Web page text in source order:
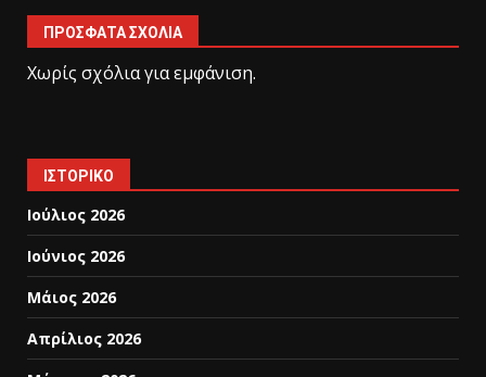
ΠΡΌΣΦΑΤΑ ΣΧΌΛΙΑ
Χωρίς σχόλια για εμφάνιση.
ΙΣΤΟΡΙΚΌ
Ιούλιος 2026
Ιούνιος 2026
Μάιος 2026
Απρίλιος 2026